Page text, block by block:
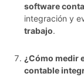
software
integración y
trabajo.
¿Cómo medir
contable